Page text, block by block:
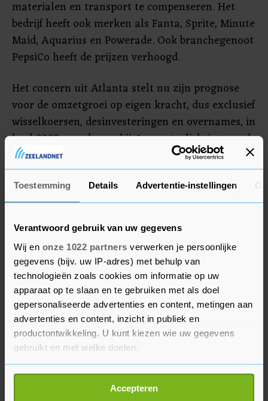
Toestemming Details Advertentie-instellingen
Verantwoord gebruik van uw gegevens
Wij en onze 1022 partners verwerken je persoonlijke
gegevens (bijv. uw IP-adres) met behulp van
technologieën zoals cookies om informatie op uw
apparaat op te slaan en te gebruiken met als doel
gepersonaliseerde advertenties en content, metingen aan
advertenties en content, inzicht in publiek en
productontwikkeling. U kunt kiezen wie uw gegevens
gebruikt en met welke doelen.
Als u het toestaat, willen we ook graag:
Informatie verzamelen over uw geografische
Accepteren
materialen en transport te compenseren. Het
bedrijf heeft ook merken als Fanta, Sprite, Minute
Maid, Aquarius en Powerade. Ook branchegenoot
PepsiCo heeft de prijzen verhoogd.
Het concern uit Atlanta stelt nu zijn prognose
voor de omzetgroei op eigen kracht, dus exclusief
wisselkoersen, desinvesteringen en overnames, in
heel 2023 naar boven bij. In een toelichting sprak
topman James Quincey van sterke
kwartaalresultaten voor Coca-Cola.